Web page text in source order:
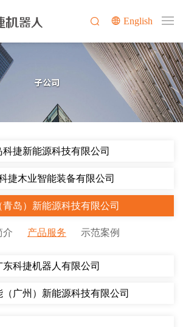
English
科捷新能源科技有限公司
捷木业智能装备有限公司
青岛）新能源科技有限公司
介 产品服务 示范案例
东科捷机器人有限公司
（广州）新能源科技有限公司